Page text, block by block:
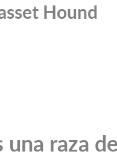
Hound
una raza